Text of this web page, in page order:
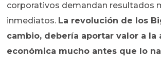
corporativos demandan resultados
inmediatos. La revolución de los
cambio, debería aportar valor a la
económica mucho antes que lo